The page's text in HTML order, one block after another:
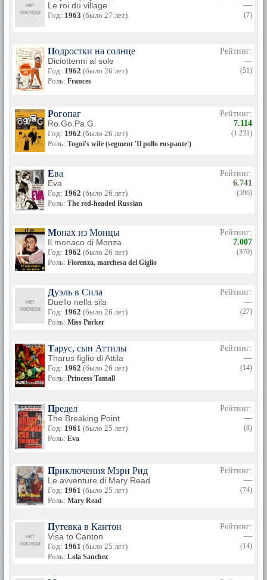
Le roi du village
Год: 1963 (было 27 лет)
—
(7)
Подростки на солнце
Diciottenni al sole
Год: 1962 (было 26 лет)
Роль: Frances
Рейтинг:
—
(51)
Рогопаг
Ro.Go.Pa.G.
Год: 1962 (было 26 лет)
Роль: Togni's wife (segment 'Il pollo ruspante')
Рейтинг:
7.114
(1 231)
Ева
Eva
Год: 1962 (было 26 лет)
Роль: The red-headed Russian
Рейтинг:
6.741
(596)
Монах из Монцы
Il monaco di Monza
Год: 1962 (было 26 лет)
Роль: Fiorenza, marchesa del Giglio
Рейтинг:
7.007
(370)
Дуэль в Сила
Duello nella sila
Год: 1962 (было 26 лет)
Роль: Miss Parker
Рейтинг:
—
(27)
Тарус, сын Аттилы
Tharus figlio di Attila
Год: 1962 (было 26 лет)
Роль: Princess Tamall
Рейтинг:
—
(14)
Предел
The Breaking Point
Год: 1961 (было 25 лет)
Роль: Eva
Рейтинг:
—
(8)
Приключения Мэри Рид
Le avventure di Mary Read
Год: 1961 (было 25 лет)
Роль: Mary Read
Рейтинг:
—
(74)
Путевка в Кантон
Visa to Canton
Год: 1961 (было 25 лет)
Роль: Lola Sanchez
Рейтинг:
—
(14)